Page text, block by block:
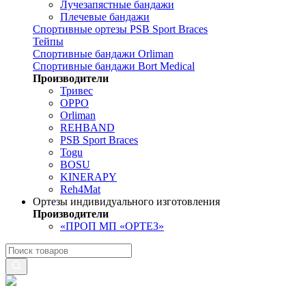
Лучезапястные бандажи
Плечевые бандажи
Спортивные ортезы PSB Sport Braces
Тейпы
Спортивные бандажи Orliman
Спортивные бандажи Bort Medical
Производители
Тривес
OPPO
Orliman
REHBAND
PSB Sport Braces
Togu
BOSU
KINERAPY
Reh4Mat
Ортезы индивидуального изготовления
Производители
«ПРОП МП «ОРТЕЗ»